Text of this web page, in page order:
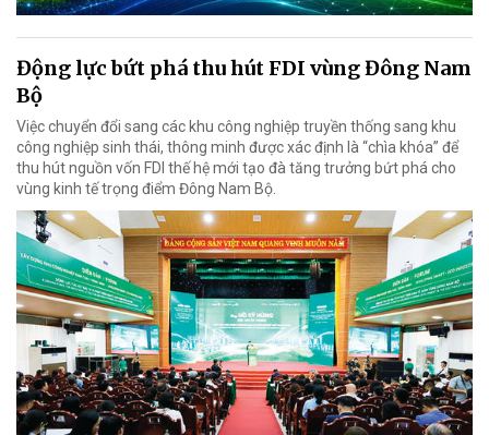
Động lực bứt phá thu hút FDI vùng Đông Nam
Bộ
Việc chuyển đổi sang các khu công nghiệp truyền thống sang khu
công nghiệp sinh thái, thông minh được xác định là “chìa khóa” để
thu hút nguồn vốn FDI thế hệ mới tạo đà tăng trưởng bứt phá cho
vùng kinh tế trọng điểm Đông Nam Bộ.